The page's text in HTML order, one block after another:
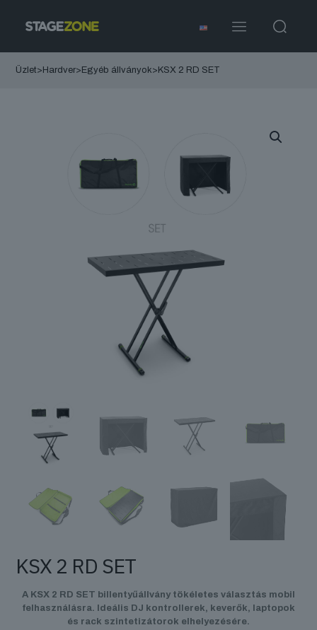
Üzlet> Hardver> Egyéb állványok> KSX 2 RD SET
KSX 2 RD SET
A KSX 2 RD SET billentyűállvány tökéletes választás mobil
felhasználásra. Ideális DJ kontrollerek, keverők, laptopok
és rack szintetizátorok elhelyezésére.